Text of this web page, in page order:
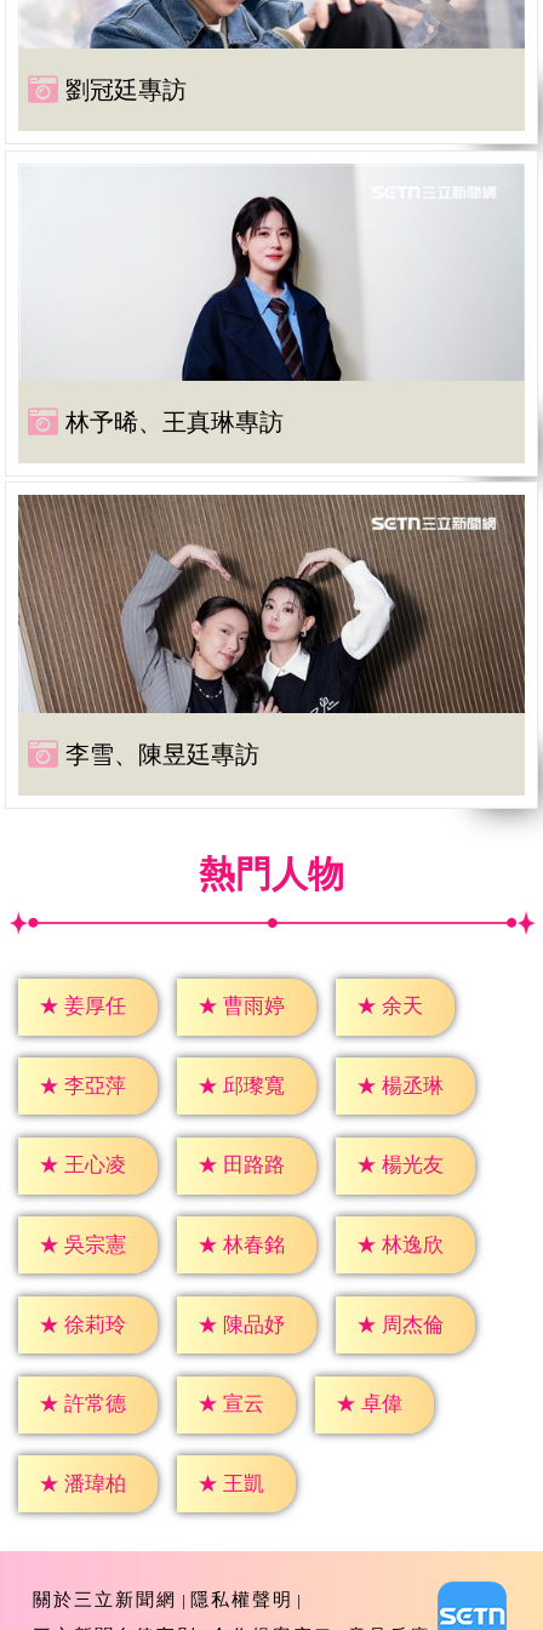
劉冠廷專訪
林予晞、王真琳專訪
李雪、陳昱廷專訪
熱門人物
★ 姜厚任 ★ 曹雨婷 ★ 余天
★ 李亞萍 ★ 邱瓈寬 ★ 楊丞琳
★ 王心凌 ★ 田路路 ★ 楊光友
★ 吳宗憲 ★ 林春銘 ★ 林逸欣
★ 徐莉玲 ★ 陳品妤 ★ 周杰倫
★ 許常德 ★ 宣云 ★ 卓偉
★ 潘瑋柏 ★ 王凱
關於三立新聞網
隱私權聲明